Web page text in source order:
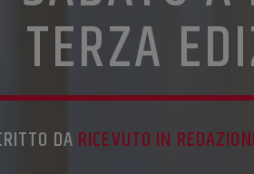
TERZA
DA RICEVUTO IN